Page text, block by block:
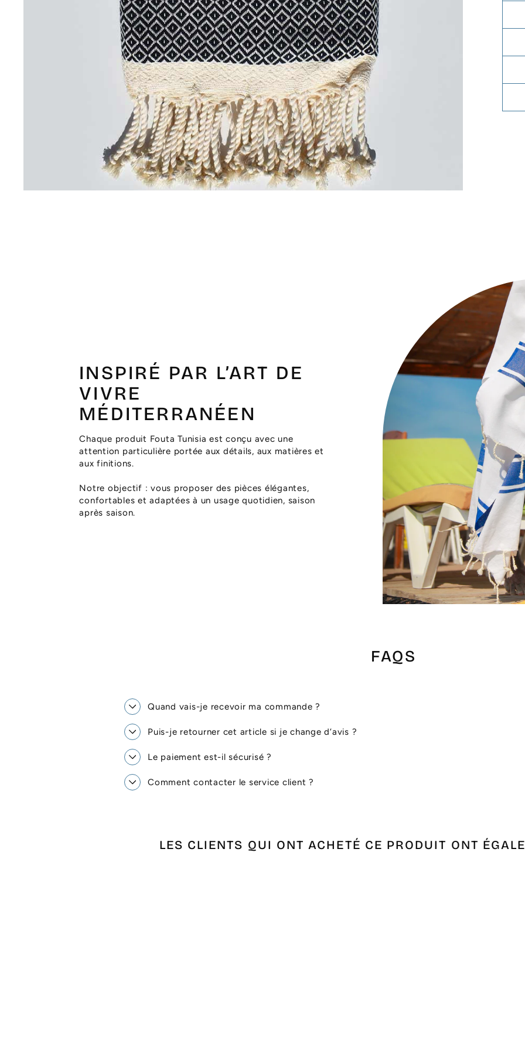
INSPIRÉ PAR L’ART DE
VIVRE
MÉDITERRANÉEN
Chaque produit Fouta Tunisia est conçu avec une
attention particulière portée aux détails, aux matières et
aux finitions.
Notre objectif : vous proposer des pièces élégantes,
confortables et adaptées à un usage quotidien, saison
après saison.
FAQS
Quand vais-je recevoir ma commande ?
Puis-je retourner cet article si je change d’avis ?
Le paiement est-il sécurisé ?
Comment contacter le service client ?
LES CLIENTS QUI ONT ACHETÉ CE PRODUIT ONT